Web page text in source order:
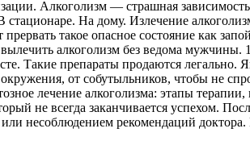
Алкоголизм — страшная
На дому. Излечение
такое опасное состояние как
алкоголизм без ведома мужчины.
Такие препараты продаются легально.
от собутыльников, чтобы не
лечение алкоголизма: этапы
не всегда заканчивается успехом.
несоблюдением рекомендаций